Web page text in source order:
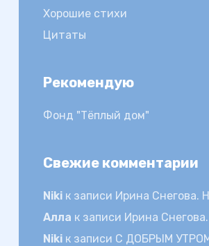
Хорошие стихи
Цитаты
Рекомендую
Фонд "Тёплый дом"
Свежие комментарии
Nikiк записи Ирина Снегова.
Алла к записи Ирина
Nikiк записи С ДОБРЫМ